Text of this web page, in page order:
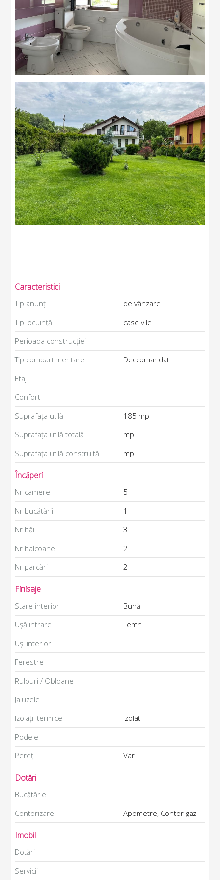
Caracteristici
Tip anunț
de vânzare
Tip locuință
case vile
Perioada construcției
Tip compartimentare
Deccomandat
Etaj
Confort
Suprafața utilă
185 mp
Suprafața utilă totală
mp
Suprafața utilă construită
mp
Încăperi
Nr camere
5
Nr bucătării
1
Nr băi
3
Nr balcoane
2
Nr parcări
2
Finisaje
Stare interior
Bună
Ușă intrare
Lemn
Uși interior
Ferestre
Rulouri / Obloane
Jaluzele
Izolații termice
Izolat
Podele
Pereți
Var
Dotări
Bucătărie
Contorizare
Apometre, Contor gaz
Imobil
Dotări
Servicii